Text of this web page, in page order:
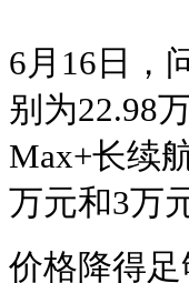
6月16日，
别为22.98
Max+长续
万元和3万
价格降得